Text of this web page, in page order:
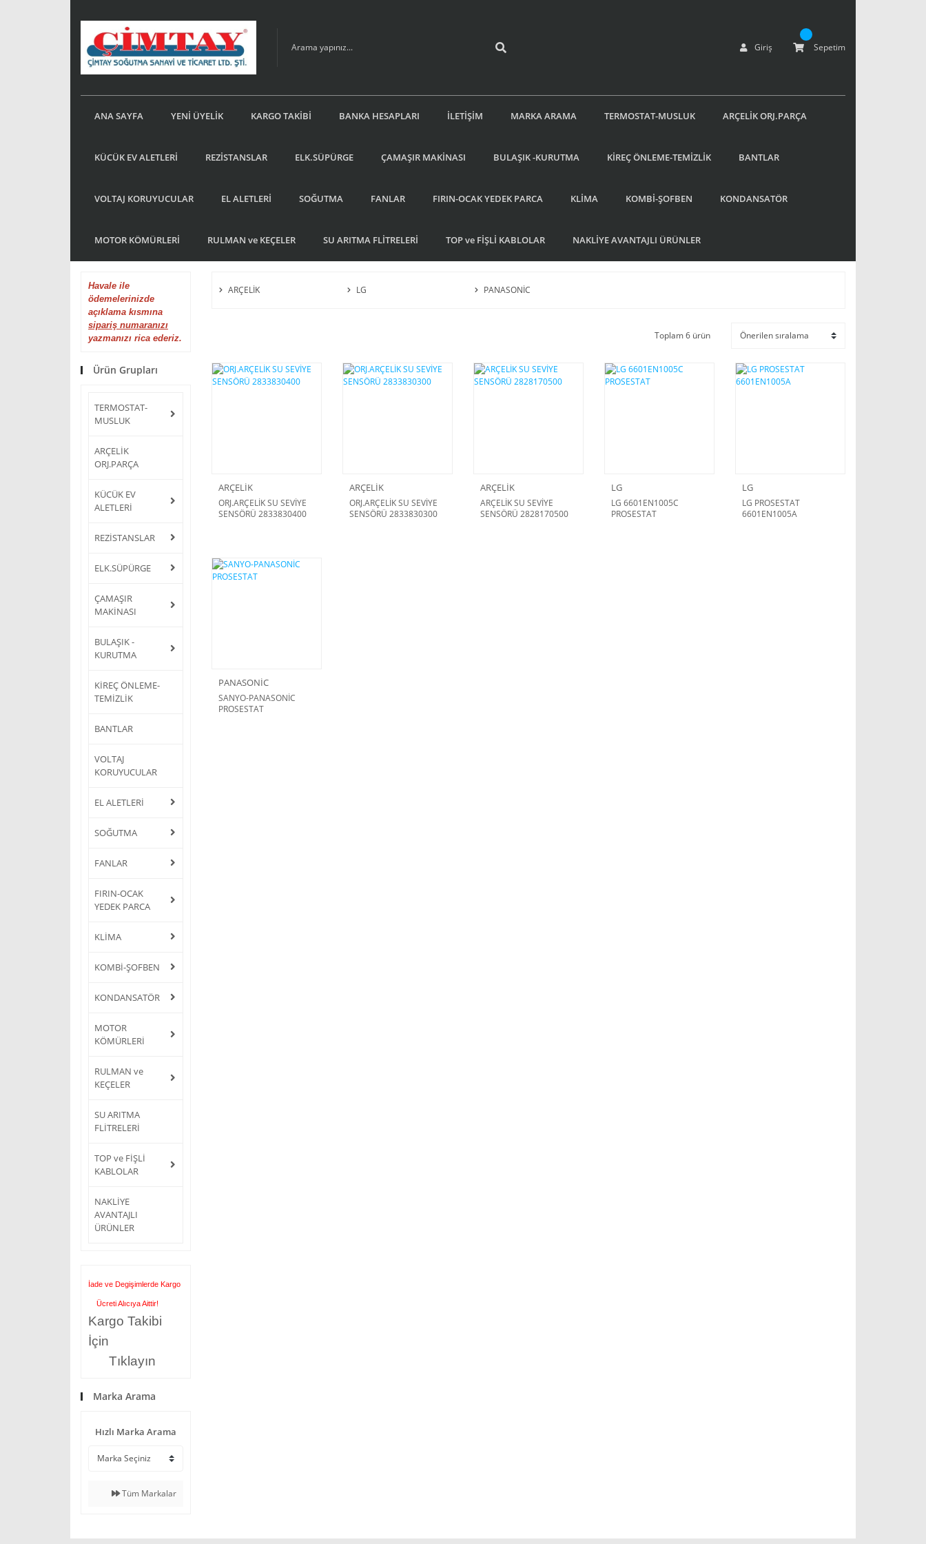
Giriş Sepetim
ANA SAYFA YENİ ÜYELİK KARGO TAKİBİ BANKA HESAPLARI İLETİŞİM MARKA ARAMA TERMOSTAT-MUSLUK ARÇELİK ORJ.PARÇA
KÜCÜK EV ALETLERİ REZİSTANSLAR ELK.SÜPÜRGE ÇAMAŞIR MAKİNASI BULAŞIK -KURUTMA KİREÇ ÖNLEME-TEMİZLİK BANTLAR
VOLTAJ KORUYUCULAR EL ALETLERİ SOĞUTMA FANLAR FIRIN-OCAK YEDEK PARCA KLİMA KOMBİ-ŞOFBEN KONDANSATÖR
MOTOR KÖMÜRLERİ RULMAN ve KEÇELER SU ARITMA FLİTRELERİ TOP ve FİŞLİ KABLOLAR NAKLİYE AVANTAJLI ÜRÜNLER
Havale ile
ödemelerinizde
açıklama kısmına
sipariş numaranızı
yazmanızı rica ederiz.
Ürün Grupları
TERMOSTAT-
MUSLUK
ARÇELİK
ORJ.PARÇA
KÜCÜK EV
ALETLERİ
REZİSTANSLAR
ELK.SÜPÜRGE
ÇAMAŞIR
MAKİNASI
BULAŞIK -
KURUTMA
KİREÇ ÖNLEME-
TEMİZLİK
BANTLAR
VOLTAJ
KORUYUCULAR
EL ALETLERİ
SOĞUTMA
FANLAR
FIRIN-OCAK
YEDEK PARCA
KLİMA
KOMBİ-ŞOFBEN
KONDANSATÖR
MOTOR
KÖMÜRLERİ
RULMAN ve
KEÇELER
SU ARITMA
FLİTRELERİ
TOP ve FİŞLİ
KABLOLAR
NAKLİYE
AVANTAJLI
ÜRÜNLER
İade ve Degişimlerde Kargo
Ücreti Alıcıya Aittir!
Kargo Takibi
İçin
Tıklayın
Marka Arama
Hızlı Marka Arama
Tüm Markalar
ARÇELİK LG PANASONİC
Toplam 6 ürün
ARÇELİK
ORJ.ARÇELİK SU SEVİYE
SENSÖRÜ 2833830400
ARÇELİK
ORJ.ARÇELİK SU SEVİYE
SENSÖRÜ 2833830300
ARÇELİK
ARÇELİK SU SEVİYE
SENSÖRÜ 2828170500
LG
LG 6601EN1005C
PROSESTAT
LG
LG PROSESTAT
6601EN1005A
PANASONİC
SANYO-PANASONİC
PROSESTAT